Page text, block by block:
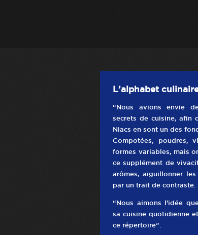
L’alphabet
“Nous avions envie
secrets de cuisine, afin
Niacs en sont un des
Compotées, poudres,
formes variables, mais
ce supplément de
arômes, aiguillonner
par un trait de contraste.
“Nous aimons l’idée
sa cuisine quotidienne
ce répertoire”.